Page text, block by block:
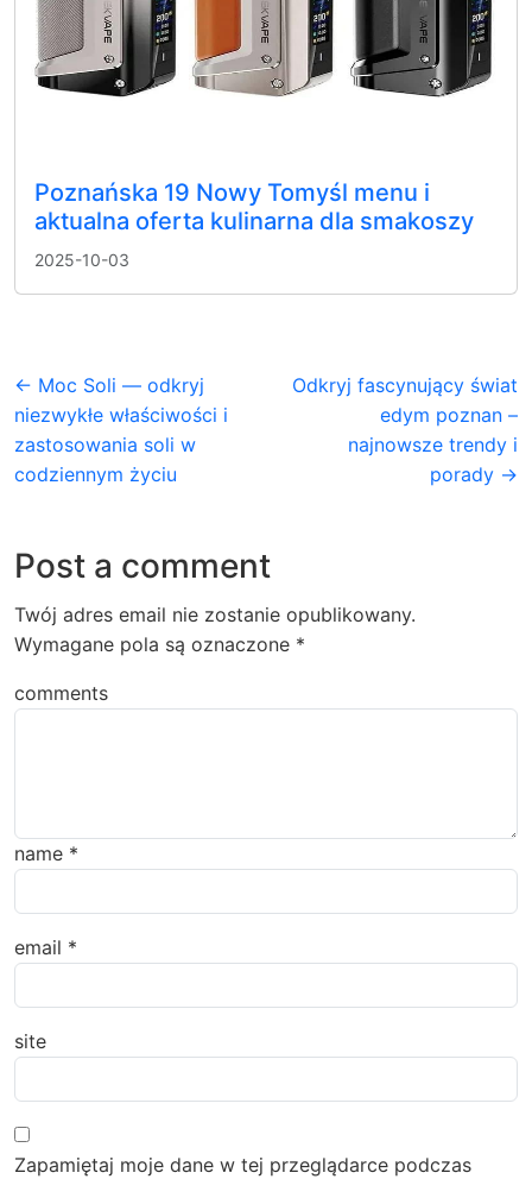
Poznańska 19 Nowy Tomyśl menu i
aktualna oferta kulinarna dla smakoszy
2025-10-03
← Moc Soli — odkryj
niezwykłe właściwości i
zastosowania soli w
codziennym życiu
Odkryj fascynujący świat
edym poznan –
najnowsze trendy i
porady →
Post a comment
Twój adres email nie zostanie opublikowany.
Wymagane pola są oznaczone *
comments
name *
email *
site
Zapamiętaj moje dane w tej przeglądarce podczas